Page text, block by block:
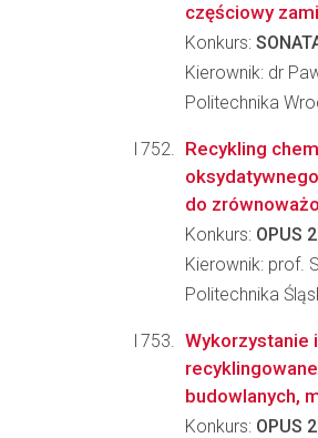
częściowy
Konkurs:
Kierownik: dr
Politechnika
Recykling
do
Konkurs: OPUS
Kierownik: prof.
Politechnika
Wykorzystanie
budowlanych,
Konkurs: OPUS